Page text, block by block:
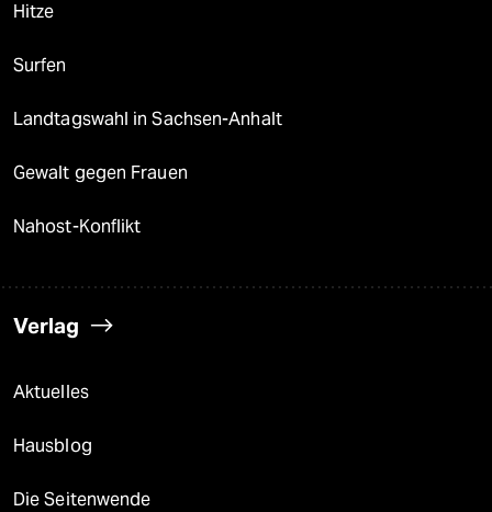
Hitze
Surfen
Landtagswahl in Sachsen-Anhalt
Gewalt gegen Frauen
Nahost-Konflikt
Verlag
Aktuelles
Hausblog
Die Seitenwende